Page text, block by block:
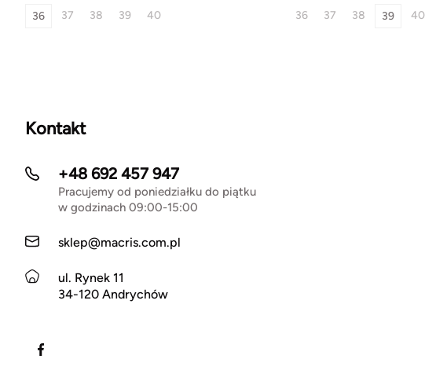
36 37 38 39 40 36 37 38 39 40
Kontakt
+48 692 457 947
Pracujemy od poniedziałku do piątku
w godzinach 09:00-15:00
sklep@macris.com.pl
ul. Rynek 11
34-120 Andrychów